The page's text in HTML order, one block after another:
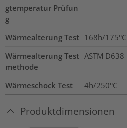
gtemperatur Prüfun
g
Wärmealterung Test 168h/175°C
Wärmealterung Test
methode
ASTM D638
Wärmeschock Test 4h/250°C
Produktdimensionen